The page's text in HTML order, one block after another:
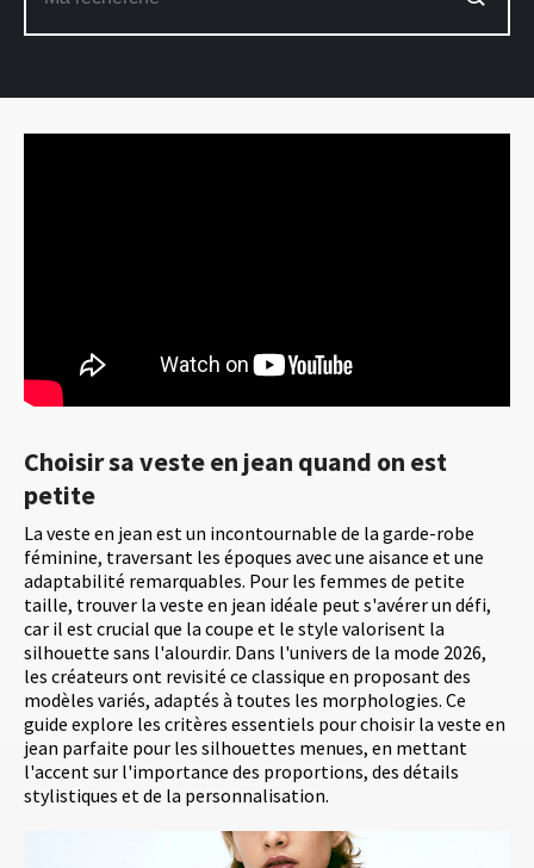
Choisir sa veste en jean quand on est
petite
La veste en jean est un incontournable de la garde-robe
féminine, traversant les époques avec une aisance et une
adaptabilité remarquables. Pour les femmes de petite
taille, trouver la veste en jean idéale peut s'avérer un défi,
car il est crucial que la coupe et le style valorisent la
silhouette sans l'alourdir. Dans l'univers de la mode 2026,
les créateurs ont revisité ce classique en proposant des
modèles variés, adaptés à toutes les morphologies. Ce
guide explore les critères essentiels pour choisir la veste en
jean parfaite pour les silhouettes menues, en mettant
l'accent sur l'importance des proportions, des détails
stylistiques et de la personnalisation.